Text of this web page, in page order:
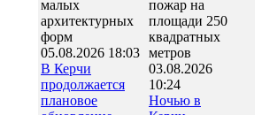
05.08.2026 18:03
В Керчи
продолжается
плановое
03.08.2026
10:24
Ночью в